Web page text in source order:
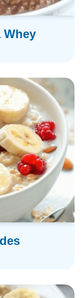
Whey